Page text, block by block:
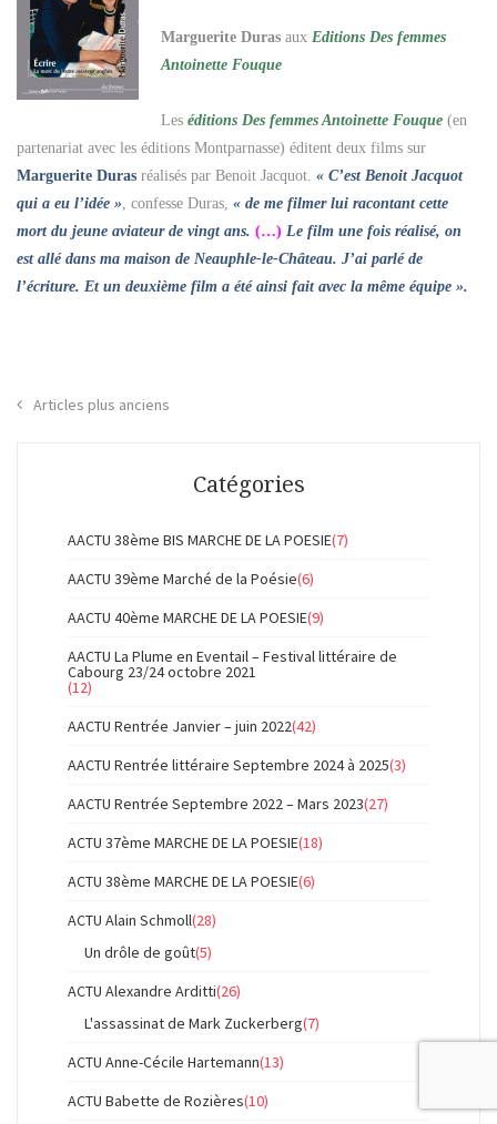
Marguerite Durasaux Editions Des femmes
Antoinette Fouque
Les éditions Des femmes Antoinette Fouque(en
partenariat avec les éditions Montparnasse) éditent deux films sur
Marguerite Duras réalisés par Benoit Jacquot. « C’est Benoit Jacquot
qui a eu l’idée », confesse Duras, « de me filmer lui racontant cette
mort du jeune aviateur de vingt ans. (…) Le film une fois réalisé, on
est allé dans ma maison de Neauphle-le-Château. J’ai parlé de
l’écriture. Et un deuxième film a été ainsi fait avec la même équipe ».
Articles plus anciens
Catégories
AACTU 38ème BIS MARCHE DE LA POESIE(7)
AACTU 39ème Marché de la Poésie(6)
AACTU 40ème MARCHE DE LA POESIE(9)
AACTU La Plume en Eventail – Festival littéraire de
Cabourg 23/24 octobre 2021
(12)
AACTU Rentrée Janvier – juin 2022(42)
AACTU Rentrée littéraire Septembre 2024 à 2025(3)
AACTU Rentrée Septembre 2022 – Mars 2023(27)
ACTU 37ème MARCHE DE LA POESIE(18)
ACTU 38ème MARCHE DE LA POESIE(6)
ACTU Alain Schmoll(28)
Un drôle de goût(5)
ACTU Alexandre Arditti(26)
L'assassinat de Mark Zuckerberg(7)
ACTU Anne-Cécile Hartemann(13)
ACTU Babette de Rozières(10)